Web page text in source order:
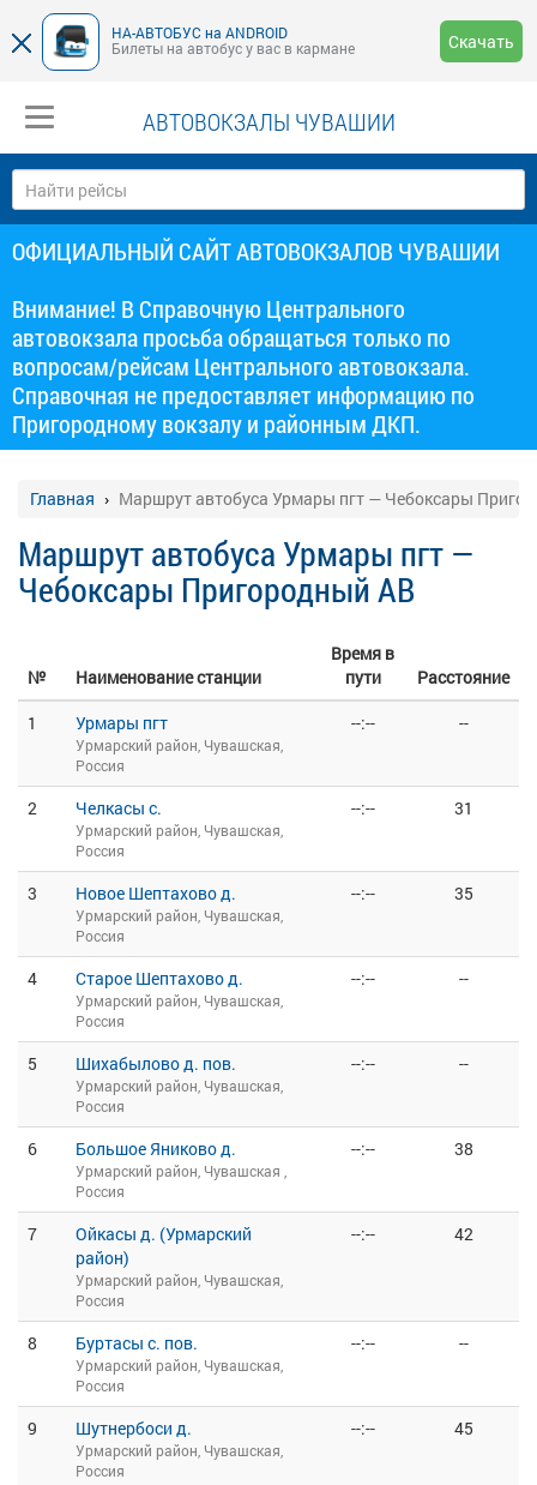
НА-АВТОБУС на ANDROID
Билеты на автобус у вас в кармане
Скачать
АВТОВОКЗАЛЫ ЧУВАШИИ
ОФИЦИАЛЬНЫЙ САЙТ АВТОВОКЗАЛОВ ЧУВАШИИ
Внимание! В Справочную Центрального
автовокзала просьба обращаться только по
вопросам/рейсам Центрального автовокзала.
Справочная не предоставляет информацию по
Пригородному вокзалу и районным ДКП.
Главная Маршрут автобуса Урмары пгт — Чебоксары
Маршрут автобуса Урмары пгт —
Чебоксары Пригородный АВ
№ Наименование станции
Время в
пути
Расстояние
1
Урмары пгт
Урмарский район, Чувашская,
Россия
--:-- --
2 Челкасы с.
Урмарский район, Чувашская,
Россия
--:-- 31
3 Новое Шептахово д.
Урмарский район, Чувашская,
Россия
--:-- 35
4 Старое Шептахово д.
Урмарский район, Чувашская,
Россия
--:-- --
5 Шихабылово д. пов.
Урмарский район, Чувашская,
Россия
--:-- --
6 Большое Яниково д.
Урмарский район, Чувашская ,
Россия
--:-- 38
7
Ойкасы д. (Урмарский
район)
Урмарский район, Чувашская,
Россия
--:-- 42
8 Буртасы с. пов.
Урмарский район, Чувашская,
Россия
--:-- --
9 Шутнербоси д.
Урмарский район, Чувашская,
Россия
--:-- 45